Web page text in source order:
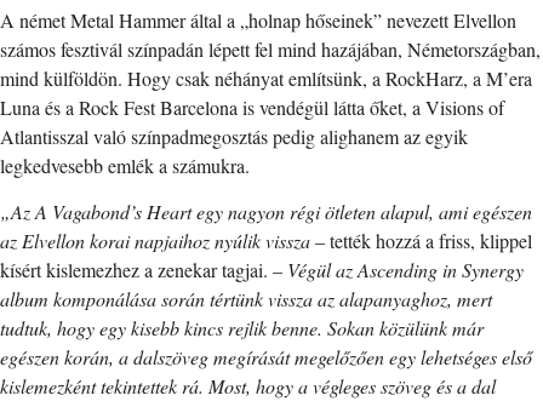
A német Metal Hammer által a „holnap hőseinek” nevezett Elvellon
számos fesztivál színpadán lépett fel mind hazájában, Németországban,
mind külföldön. Hogy csak néhányat említsünk, a RockHarz, a M’era
Luna és a Rock Fest Barcelona is vendégül látta őket, a Visions of
Atlantisszal való színpadmegosztás pedig alighanem az egyik
legkedvesebb emlék a számukra.
„Az A Vagabond’s Heart egy nagyon régi ötleten alapul, ami egészen
az Elvellon korai napjaihoz nyúlik vissza– tették hozzá a friss, klippel
kísért kislemezhez a zenekar tagjai. – Végül az Ascending in Synergy
album komponálása során tértünk vissza az alapanyaghoz, mert
tudtuk, hogy egy kisebb kincs rejlik benne. Sokan közülünk már
egészen korán, a dalszöveg megírását megelőzően egy lehetséges első
kislemezként tekintettek rá. Most, hogy a végleges szöveg és a dal